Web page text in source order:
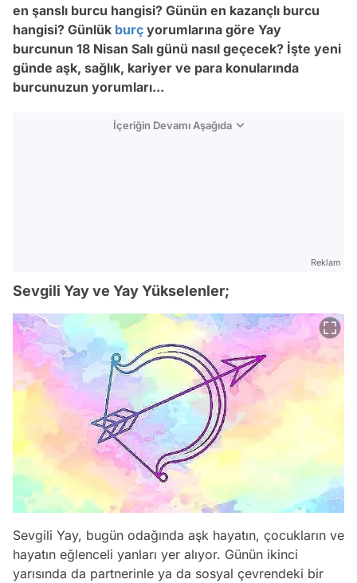
en şanslı burcu hangisi? Günün en kazançlı burcu
hangisi? Günlük burç yorumlarına göre Yay
burcunun 18 Nisan Salı günü nasıl geçecek? İşte yeni
günde aşk, sağlık, kariyer ve para konularında
burcunuzun yorumları...
İçeriğin Devamı Aşağıda
Reklam
Sevgili Yay ve Yay Yükselenler;
Sevgili Yay, bugün odağında aşk hayatın, çocukların ve
hayatın eğlenceli yanları yer alıyor. Günün ikinci
yarısında da partnerinle ya da sosyal çevrendeki bir